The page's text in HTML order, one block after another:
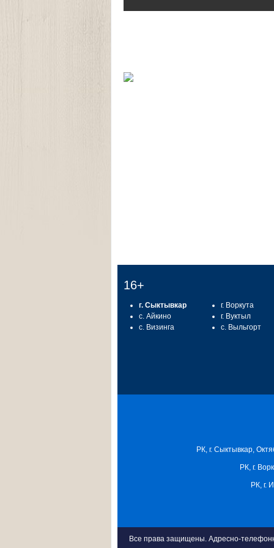
16+
г. Сыктывкар
с. Айкино
с. Визинга
г. Воркута
г. Вуктыл
с. Выльгорт
РК, г. Сыктывкар,
РК, г.
РК, г.
Все права защищены. Адресно-